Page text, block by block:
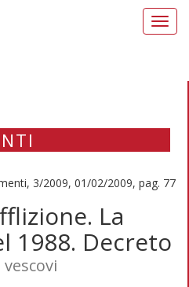
3/2009, 01/02/2009, pag. 77
La
1988. Decreto